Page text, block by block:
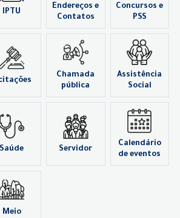
IPTU
Endereços e
Contatos
Concursos e
PSS
Chamada
pública
Assistência
Social
Saúde Servidor
Calendário
de eventos
Meio